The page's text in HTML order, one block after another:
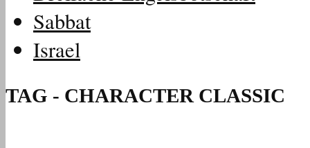
Sabbat
Israel
TAG - CHARACTER CLASSIC